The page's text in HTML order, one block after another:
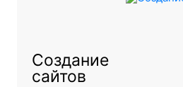
Создание
сайтов